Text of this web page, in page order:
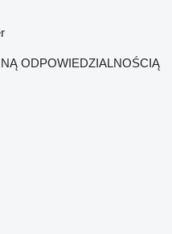
ODPOWIEDZIALNOŚCIĄ